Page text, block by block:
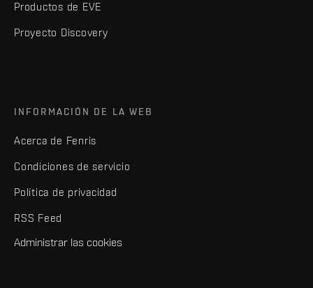
Productos de EVE
Proyecto Discovery
INFORMACIÓN DE LA WEB
Acerca de Fenris
Condiciones de servicio
Política de privacidad
RSS Feed
Administrar las cookies